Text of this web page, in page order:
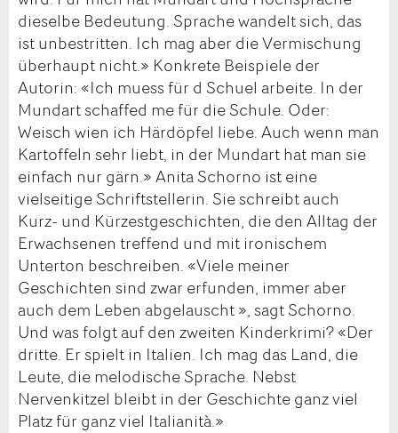
dieselbe Bedeutung. Sprache wandelt sich, das
ist unbestritten. Ich mag aber die Vermischung
überhaupt nicht.» Konkrete Beispiele der
Autorin: «Ich muess für d Schuel arbeite. In der
Mundart schaffed me für die Schule. Oder:
Weisch wien ich Härdöpfel liebe. Auch wenn man
Kartoffeln sehr liebt, in der Mundart hat man sie
einfach nur gärn.» Anita Schorno ist eine
vielseitige Schriftstellerin. Sie schreibt auch
Kurz- und Kürzestgeschichten, die den Alltag der
Erwachsenen treffend und mit ironischem
Unterton beschreiben. «Viele meiner
Geschichten sind zwar erfunden, immer aber
auch dem Leben abgelauscht », sagt Schorno.
Und was folgt auf den zweiten Kinderkrimi? «Der
dritte. Er spielt in Italien. Ich mag das Land, die
Leute, die melodische Sprache. Nebst
Nervenkitzel bleibt in der Geschichte ganz viel
Platz für ganz viel Italianità.»